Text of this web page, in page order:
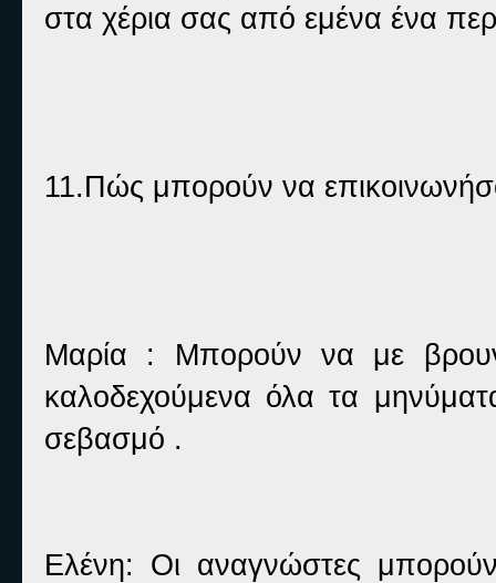
στα χέρια σας από εμένα ένα
11.Πώς μπορούν να
Μαρία : Μπορούν να με βρουν
καλοδεχούμενα όλα τα
σεβασμό .
Ελένη: Οι αναγνώστες